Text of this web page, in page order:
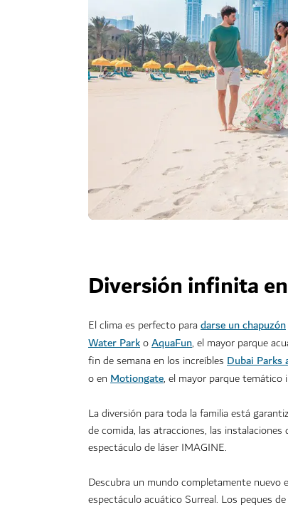
Diversión infinita
El clima es perfecto paradarse un chapuzón
Water ParkoAquaFun, el mayor parque
fin de semana en los increíbles Dubai Parks
o en Motiongate, el mayor parque temático
La diversión para toda la familia está
de comida, las atracciones, las
espectáculo de láser IMAGINE.
Descubra un mundo completamente nuevo
espectáculo acuático Surreal. Los peques